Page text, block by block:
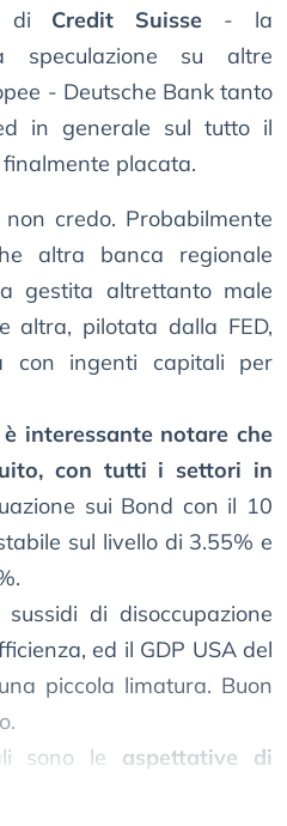
di Credit Suisse - la
speculazione su altre
- Deutsche Bank tanto
in generale sul tutto il
placata.
credo. Probabilmente
altra banca regionale
gestita altrettanto male
altra, pilotata dalla FED,
con ingenti capitali per
interessante notare che
con tutti i settori in
sui Bond con il 10
sul livello di 3.55% e
di disoccupazione
ed il GDP USA del
piccola limatura. Buon
sono le aspettative di